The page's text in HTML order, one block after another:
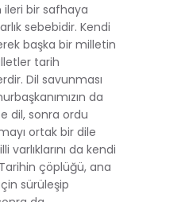
bir safhaya
sebebidir. Kendi
başka bir milletin
tarih
Dil savunması
da
dil, sonra ordu
ortak bir dile
da kendi
çöplüğü, ana
sürüleşip